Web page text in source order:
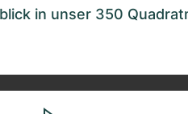
in unser 350